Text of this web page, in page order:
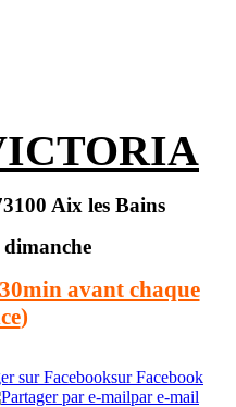
Aix les Bains
avant chaque
)
sur Facebook
par e-mail